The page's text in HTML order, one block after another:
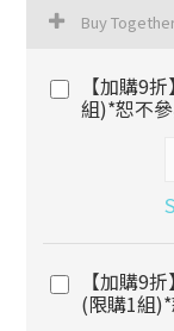
Buy
【加購9
組)*恕不
【加購9
(限購1組